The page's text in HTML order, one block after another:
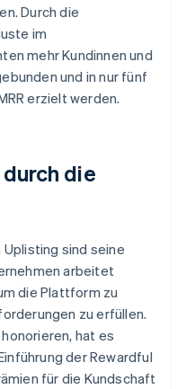
Durch die
im
mehr Kundinnen und
und in nur fünf
erzielt werden.
die
Uplisting sind seine
arbeitet
die Plattform zu
zu erfüllen.
hat es
der Rewardful
für die Kundschaft